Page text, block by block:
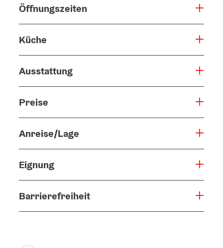
Öffnungszeiten
Küche
Ausstattung
Preise
Anreise/Lage
Eignung
Barrierefreiheit